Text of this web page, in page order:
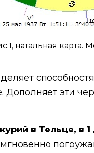
натальная карта.
Дополняет эти
в Тельце, в